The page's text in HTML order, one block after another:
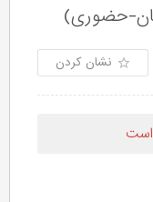
حضوری)
نشان کردن